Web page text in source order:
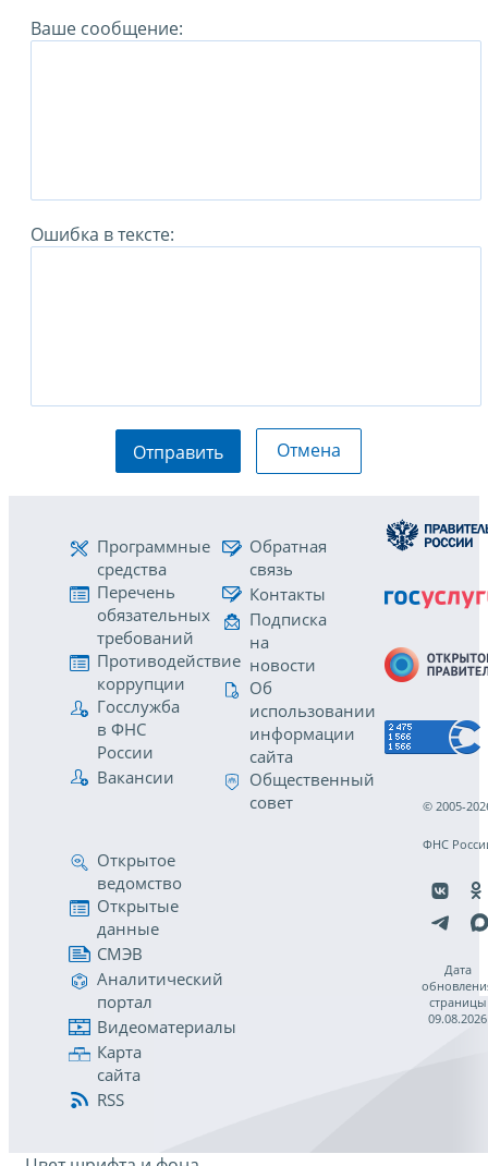
Ваше сообщение:
Ошибка в тексте:
Отправить Отмена
Программные
средства
Перечень
обязательных
требований
Противодействие
коррупции
Госслужба
в ФНС
России
Вакансии
Обратная
связь
Контакты
Подписка
на
новости
Об
использовании
информации
сайта
Общественный
совет
Открытое
ведомство
Открытые
данные
СМЭВ
Аналитический
портал
Видеоматериалы
Карта
сайта
RSS
© 2005-
ФНС
Дата
страницы
09.08.2026